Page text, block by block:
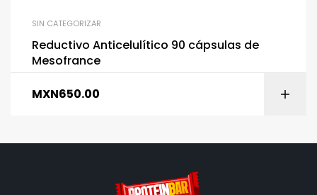
SIN CATEGORIZAR
Reductivo Anticelulítico 90 cápsulas de
Mesofrance
MXN650.00